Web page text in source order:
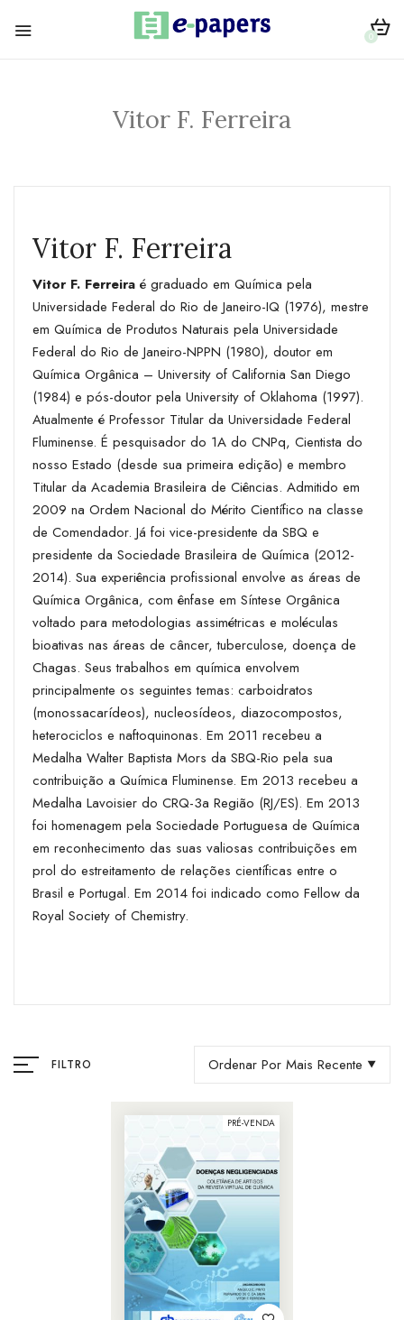
0
Vitor F. Ferreira
Vitor F. Ferreira
Vitor F. Ferreira é graduado em Química pela
Universidade Federal do Rio de Janeiro-IQ (1976), mestre
em Química de Produtos Naturais pela Universidade
Federal do Rio de Janeiro-NPPN (1980), doutor em
Química Orgânica – University of California San Diego
(1984) e pós-doutor pela University of Oklahoma (1997).
Atualmente é Professor Titular da Universidade Federal
Fluminense. É pesquisador do 1A do CNPq, Cientista do
nosso Estado (desde sua primeira edição) e membro
Titular da Academia Brasileira de Ciências. Admitido em
2009 na Ordem Nacional do Mérito Científico na classe
de Comendador. Já foi vice-presidente da SBQ e
presidente da Sociedade Brasileira de Química (2012-
2014). Sua experiência profissional envolve as áreas de
Química Orgânica, com ênfase em Síntese Orgânica
voltado para metodologias assimétricas e moléculas
bioativas nas áreas de câncer, tuberculose, doença de
Chagas. Seus trabalhos em química envolvem
principalmente os seguintes temas: carboidratos
(monossacarídeos), nucleosídeos, diazocompostos,
heterociclos e naftoquinonas. Em 2011 recebeu a
Medalha Walter Baptista Mors da SBQ-Rio pela sua
contribuição a Química Fluminense. Em 2013 recebeu a
Medalha Lavoisier do CRQ-3a Região (RJ/ES). Em 2013
foi homenagem pela Sociedade Portuguesa de Química
em reconhecimento das suas valiosas contribuições em
prol do estreitamento de relações científicas entre o
Brasil e Portugal. Em 2014 foi indicado como Fellow da
Royal Society of Chemistry.
FILTRO Ordenar Por Mais Recente
PRÉ-VENDA